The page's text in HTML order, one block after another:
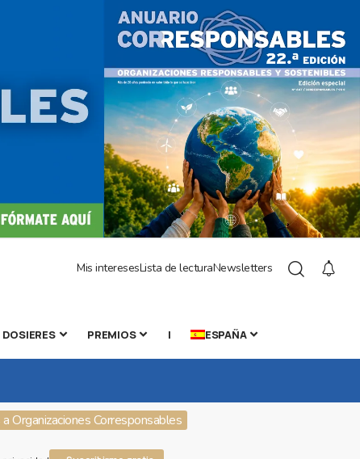
Mis interesesLista de lecturaNewsletters
DOSIERES PREMIOS | ESPAÑA
Organizaciones Corresponsables